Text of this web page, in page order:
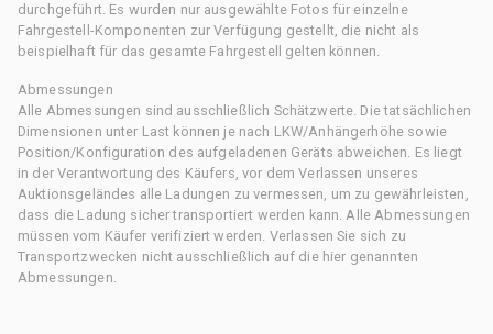
durchgeführt. Es wurden nur ausgewählte Fotos für einzelne
Fahrgestell-Komponenten zur Verfügung gestellt, die nicht als
beispielhaft für das gesamte Fahrgestell gelten können.
Abmessungen
Alle Abmessungen sind ausschließlich Schätzwerte. Die tatsächlichen
Dimensionen unter Last können je nach LKW/Anhängerhöhe sowie
Position/Konfiguration des aufgeladenen Geräts abweichen. Es liegt
in der Verantwortung des Käufers, vor dem Verlassen unseres
Auktionsgeländes alle Ladungen zu vermessen, um zu gewährleisten,
dass die Ladung sicher transportiert werden kann. Alle Abmessungen
müssen vom Käufer verifiziert werden. Verlassen Sie sich zu
Transportzwecken nicht ausschließlich auf die hier genannten
Abmessungen.